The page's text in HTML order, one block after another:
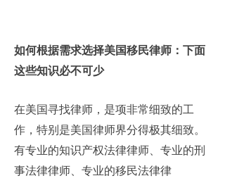
如何根据需求选择美国移民律师：下面
这些知识必不可少
在美国寻找律师 ，是项非常细致的工
作，特别是美国律师界分得极其细致。
有专业的知识产权法律律师、专业的刑
事法律律师、专业的移民法律律